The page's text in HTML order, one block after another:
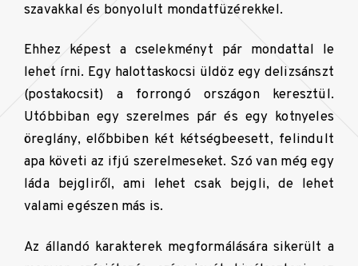
szavakkal és bonyolult mondatfüzérekkel.
Ehhez képest a cselekményt pár mondattal le
lehet írni. Egy halottaskocsi üldöz egy delizsánszt
(postakocsit) a forrongó országon keresztül.
Utóbbiban egy szerelmes pár és egy kotnyeles
öreglány, előbbiben két kétségbeesett, felindult
apa követi az ifjú szerelmeseket. Szó van még egy
láda bejgliről, ami lehet csak bejgli, de lehet
valami egészen más is.
Az állandó karakterek megformálására sikerült a